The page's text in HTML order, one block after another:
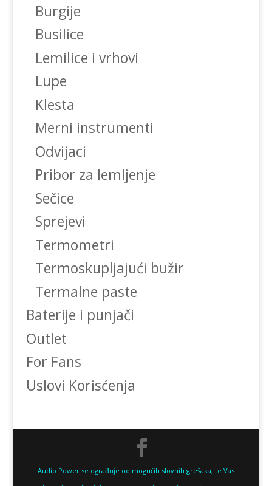
Burgije
Busilice
Lemilice i vrhovi
Lupe
Klesta
Merni instrumenti
Odvijaci
Pribor za lemljenje
Sečice
Sprejevi
Termometri
Termoskupljajući bužir
Termalne paste
Baterije i punjači
Outlet
For Fans
Uslovi Korisćenja
Audio Power se ograđuje od mogućih slovnih grešaka, te Vas